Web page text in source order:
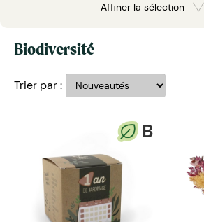
Affiner la sélection
Biodiversité
Trier par :
B